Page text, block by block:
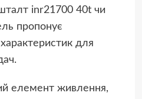
inr21700 40t чи
пропонує
для
елемент живлення,